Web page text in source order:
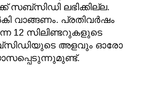
സബ്സിഡി ലഭിക്കില്ല.
വാങ്ങണം. പ്രതിവർഷം
12 സിലിണ്ടറുകളുടെ
അളവും ഓരോ